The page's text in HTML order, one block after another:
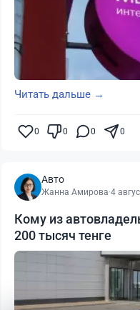
Читать дальше →
0 0 0 0
Авто
Жанна Амирова·4
Кому из
200 тысяч тенге